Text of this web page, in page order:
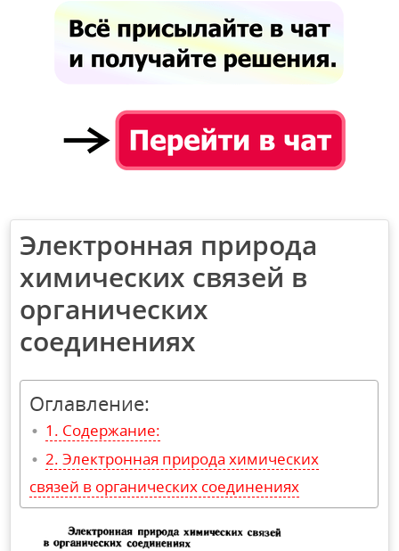
Электронная природа
химических связей в
органических
соединениях
Оглавление:
Содержание:
Электронная природа химических
связей в органических соединениях